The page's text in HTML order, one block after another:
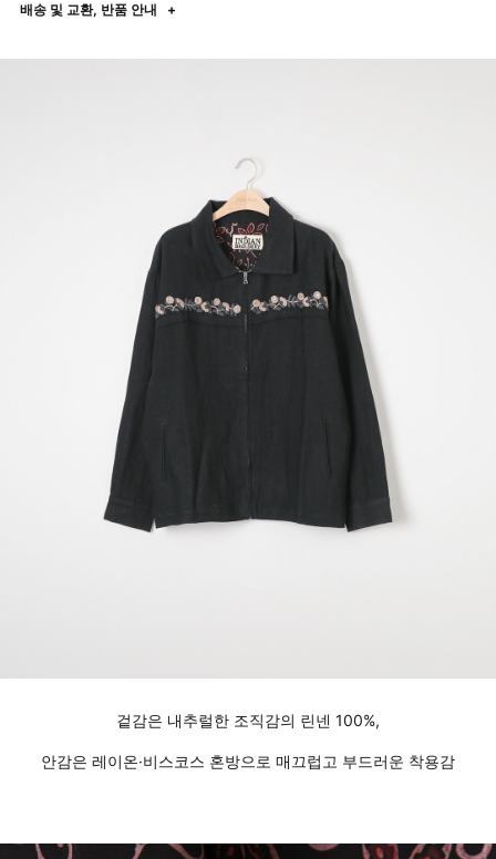
배송 및 교환, 반품 안내 +
겉감은 내추럴한 조직감의 린넨 100%,
안감은 레이온·비스코스 혼방으로 매끄럽고 부드러운 착용감